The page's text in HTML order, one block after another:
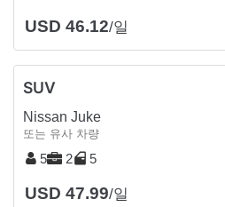
USD 46.12/일
SUV
Nissan Juke
또는 유사 차량
5 2 5
USD 47.99/일